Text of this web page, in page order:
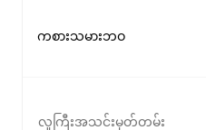
ကစားသမားဘဝ
လူကြီးအသင်းမှတ်တမ်း